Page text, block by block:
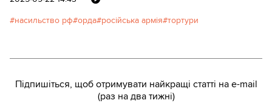
тримають купи реальну, а не вигадану армію. Ми
Орди.Read in English
насильство рф орда російська армія тортури
Підпишіться, щоб отримувати найкращі статті на e-mail
(раз на два тижні)